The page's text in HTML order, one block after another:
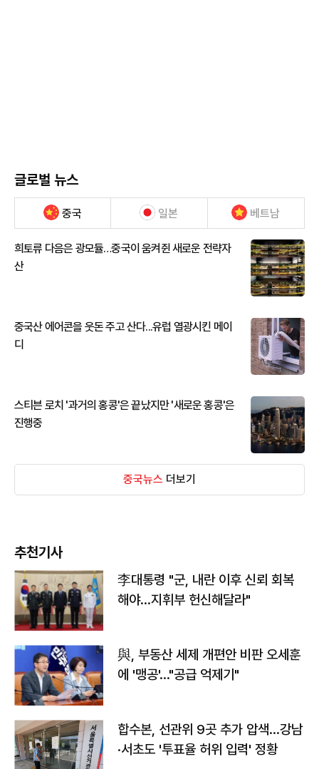
글로벌 뉴스
중국 일본 베트남
희토류 다음은 광모듈…중국이 움켜쥔 새로운 전략자
산
중국산 에어콘을 웃돈 주고 산다...유럽 열광시킨 메이
디
스티븐 로치 '과거의 홍콩'은 끝났지만 '새로운 홍콩'은
진행중
중국뉴스 더보기
추천기사
李대통령 "군, 내란 이후 신뢰 회복
해야…지휘부 헌신해달라"
與, 부동산 세제 개편안 비판 오세훈
에 '맹공'…"공급 억제기"
합수본, 선관위 9곳 추가 압색…강남
·서초도 '투표율 허위 입력' 정황